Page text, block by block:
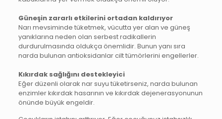
Güneşin zararlı etkilerini ortadan kaldırıyor
Narı mevsiminde tüketmek, vücutta yer alan ve güneş
yanıklarına neden olan serbest radikallerin
durdurulmasında oldukça önemlidir. Bunun yanı sıra
narda bulunan antioksidanlar cilt tümörlerini engellerler.
Kıkırdak sağlığını destekleyici
Eğer düzenli olarak nar suyu tüketirseniz, narda bulunan
enzimler kıkırdak hasarının ve kıkırdak dejenerasyonunun
önünde büyük engeldir.